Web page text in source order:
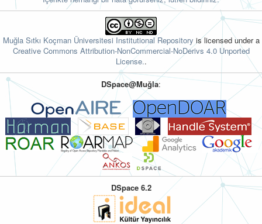
Muğla Sıtkı Koçman Üniversitesi Institutional Repository is licensed under a
Creative Commons Attribution-NonCommercial-NoDerivs 4.0 Unported
License..
DSpace@Muğla:
DSpace 6.2